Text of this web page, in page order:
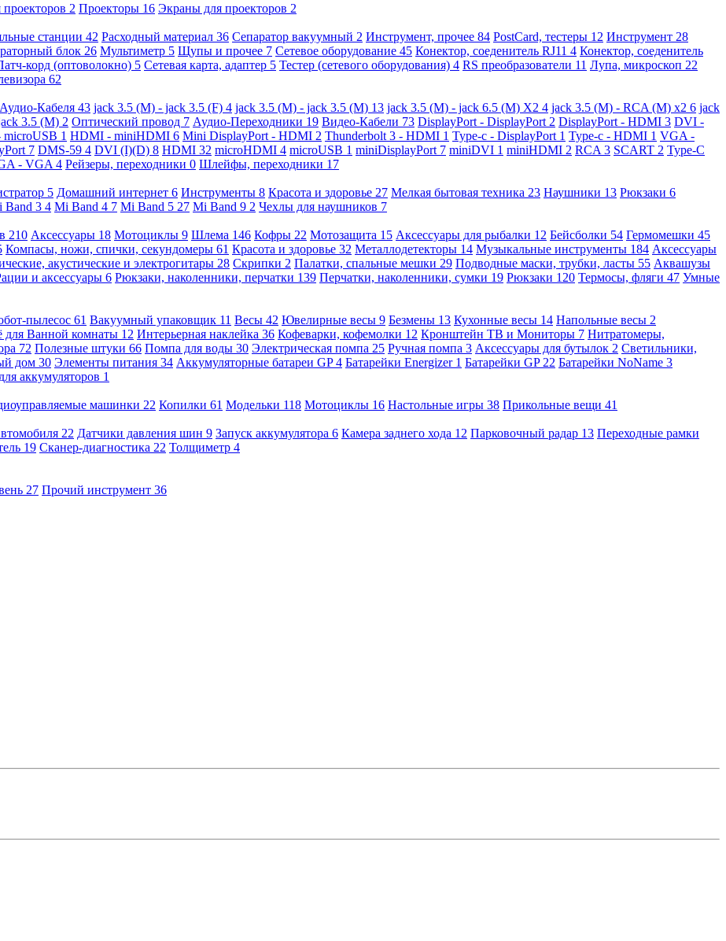
2 Проекторы 16 Экраны для проекторов 2
станции 42 Расходный материал 36 Сепаратор вакуумный 2 Инструмент, прочее 84 PostCard, тестеры 12 Инструмент 28
блок 26 Мультиметр 5 Щупы и прочее 7 Сетевое оборудование 45 Конектор, соеденитель RJ11 4 Конектор, соеденитель
корд (оптоволокно) 5 Сетевая карта, адаптер 5 Тестер (сетевого оборудования) 4 RS преобразователи 11 Лупа, микроскоп 22
62
Аудио-Кабеля 43 jack 3.5 (M) - jack 3.5 (F) 4 jack 3.5 (M) - jack 3.5 (M) 13 jack 3.5 (M) - jack 6.5 (M) X2 4 jack 3.5 (M) - RCA (M) x2 6 jack
3.5 (M) 2 Оптический провод 7 Аудио-Переходники 19 Видео-Кабели 73 DisplayPort - DisplayPort 2 DisplayPort - HDMI 3 DVI -
1 HDMI - miniHDMI 6 Mini DisplayPort - HDMI 2 Thunderbolt 3 - HDMI 1 Type-c - DisplayPort 1 Type-c - HDMI 1 VGA -
7 DMS-59 4 DVI (I)(D) 8 HDMI 32 microHDMI 4 microUSB 1 miniDisplayPort 7 miniDVI 1 miniHDMI 2 RCA 3 SCART 2 Type-C
- VGA 4 Рейзеры, переходники 0 Шлейфы, переходники 17
5 Домашний интернет 6 Инструменты 8 Красота и здоровье 27 Мелкая бытовая техника 23 Наушники 13 Рюкзаки 6
Band 3 4 Mi Band 4 7 Mi Band 5 27 Mi Band 9 2 Чехлы для наушников 7
210 Аксессуары 18 Мотоциклы 9 Шлема 146 Кофры 22 Мотозащита 15 Аксессуары для рыбалки 12 Бейсболки 54 Гермомешки 45
Компасы, ножи, спички, секундомеры 61 Красота и здоровье 32 Металлодетекторы 14 Музыкальные инструменты 184 Аксессуары
акустические и электрогитары 28 Скрипки 2 Палатки, спальные мешки 29 Подводные маски, трубки, ласты 55 Аквашузы
и аксессуары 6 Рюкзаки, наколенники, перчатки 139 Перчатки, наколенники, сумки 19 Рюкзаки 120 Термосы, фляги 47 Умные
пылесос 61 Вакуумный упаковщик 11 Весы 42 Ювелирные весы 9 Безмены 13 Кухонные весы 14 Напольные весы 2
для Ванной комнаты 12 Интерьерная наклейка 36 Кофеварки, кофемолки 12 Кронштейн ТВ и Мониторы 7 Нитратомеры,
72 Полезные штуки 66 Помпа для воды 30 Электрическая помпа 25 Ручная помпа 3 Аксессуары для бутылок 2 Светильники,
дом 30 Элементы питания 34 Аккумуляторные батареи GP4 Батарейки Energizer 1 Батарейки GP 22 Батарейки NoName 3
аккумуляторов 1
машинки 22 Копилки 61 Модельки 118 Мотоциклы 16 Настольные игры 38 Прикольные вещи 41
22 Датчики давления шин 9 Запуск аккумулятора 6 Камера заднего хода 12 Парковочный радар 13 Переходные рамки
19 Сканер-диагностика 22 Толщиметр 4
27 Прочий инструмент 36